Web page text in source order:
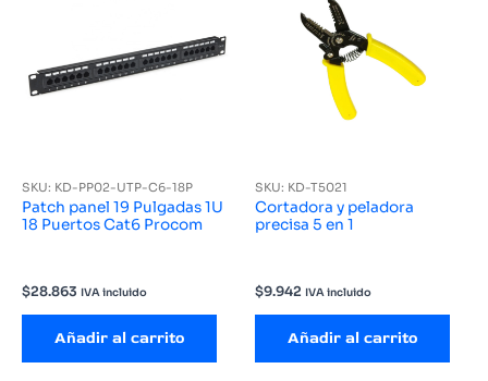
SKU: KD-PP02-UTP-C6-18P
Patch panel 19 Pulgadas 1U
18 Puertos Cat6 Procom
$28.863 IVA incluido
Añadir al carrito
SKU: KD-T5021
Cortadora y peladora
precisa 5 en 1
$9.942 IVA incluido
Añadir al carrito